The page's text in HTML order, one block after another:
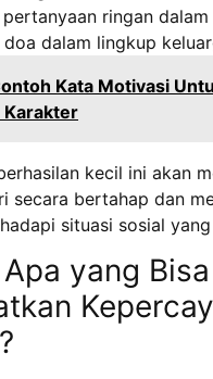
ringan
doa dalam lingkup
Kata Motivasi
Karakter
kecil ini akan
secara bertahap dan
situasi sosial
yang Bisa